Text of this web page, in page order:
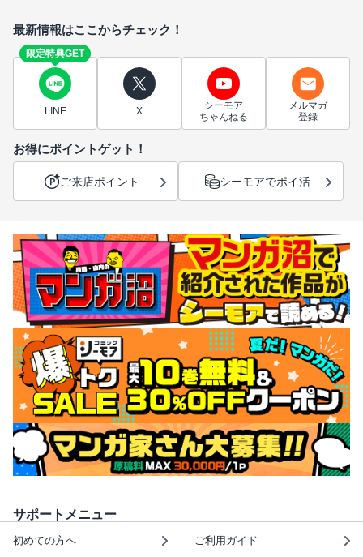
最新情報はここからチェック！
限定特典GET
LINE X
シーモア
ちゃんねる
メルマガ
登録
お得にポイントゲット！
ご来店ポイント シーモアでポイ活
サポートメニュー
初めての方へ ご利用ガイド